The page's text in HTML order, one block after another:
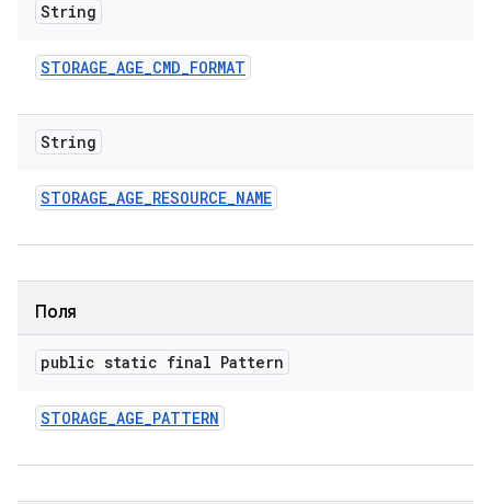
String
STORAGE_AGE_CMD_FORMAT
String
STORAGE_AGE_RESOURCE_NAME
Поля
public static final Pattern
STORAGE_AGE_PATTERN